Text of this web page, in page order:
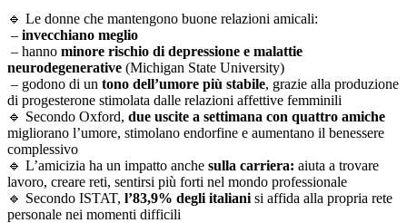
🔹 Le donne che mantengono buone relazioni amicali:
– invecchiano meglio
– hanno minore rischio di depressione e malattie
neurodegenerative (Michigan State University)
– godono di un tono dell’umore più stabile, grazie alla produzione
di progesterone stimolata dalle relazioni affettive femminili
🔹 Secondo Oxford, due uscite a settimana con quattro amiche
migliorano l’umore, stimolano endorfine e aumentano il benessere
complessivo
🔹 L’amicizia ha un impatto anche sulla carriera: aiuta a trovare
lavoro, creare reti, sentirsi più forti nel mondo professionale
🔹 Secondo ISTAT, l’83,9% degli italiani si affida alla propria rete
personale nei momenti difficili